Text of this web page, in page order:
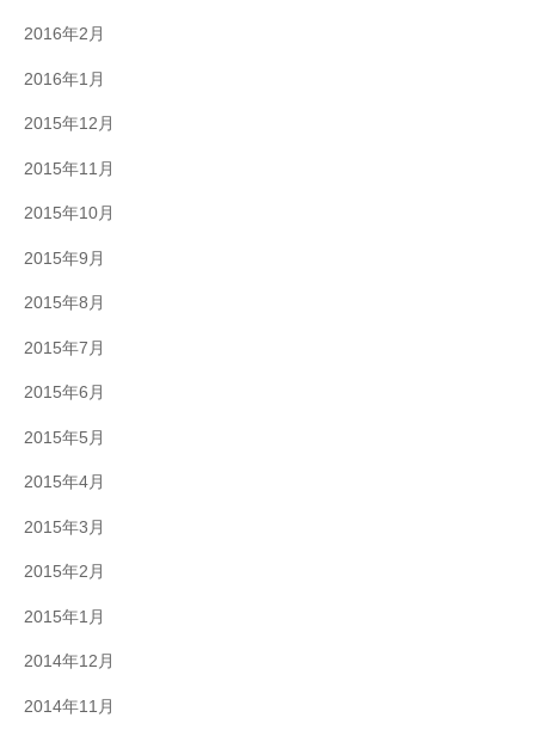
2016年2月
2016年1月
2015年12月
2015年11月
2015年10月
2015年9月
2015年8月
2015年7月
2015年6月
2015年5月
2015年4月
2015年3月
2015年2月
2015年1月
2014年12月
2014年11月